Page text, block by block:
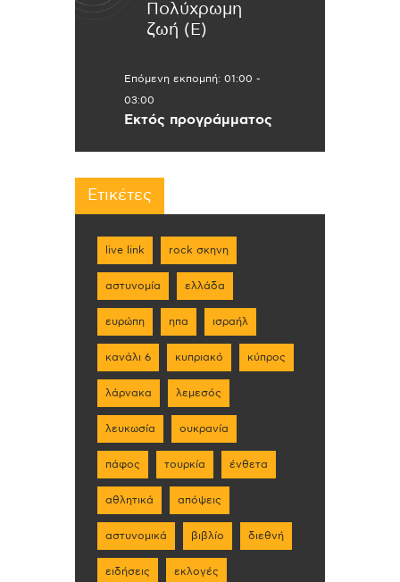
Πολύχρωμη
ζωή (Ε)
Επόμενη εκπομπή: 01:00 -
03:00
Εκτός προγράμματος
Ετικέτες
live link rock σκηνη
αστυνομία ελλάδα
ευρώπη ηπα ισραήλ
κανάλι 6 κυπριακό κύπρος
λάρνακα λεμεσός
λευκωσία ουκρανία
πάφος τουρκία ένθετα
αθλητικά απόψεις
αστυνομικά βιβλίο διεθνή
ειδήσεις εκλογές